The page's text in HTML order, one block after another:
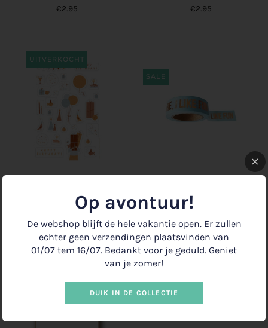
€2.95 €2.95
UITVERKOCHT
€2.95
Uitverkocht
SALE
€1.50
Op avontuur!
De webshop blijft de hele vakantie open. Er zullen
echter geen verzendingen plaatsvinden van
01/07 tem 16/07. Bedankt voor je geduld. Geniet
van je zomer!
DUIK IN DE COLLECTIE